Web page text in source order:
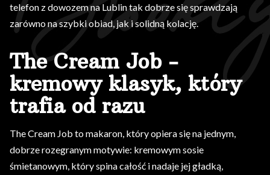
telefon z dowozem na Lublin tak dobrze się sprawdzają
zarówno na szybki obiad, jak i solidną kolację.
The Cream Job -
kremowy klasyk, który
trafia od razu
The Cream Job to makaron, który opiera się na jednym,
dobrze rozegranym motywie: kremowym sosie
śmietanowym, który spina całość i nadaje jej gładką,